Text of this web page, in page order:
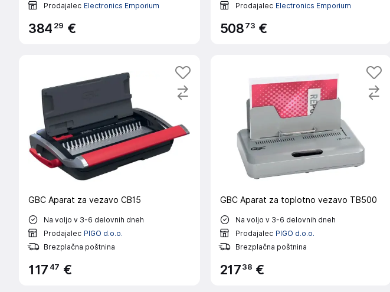
Prodajalec Electronics Emporium
384 29 €
Prodajalec Electronics Emporium
50873 €
GBC Aparat za vezavo CB15
Na voljo v 3-6 delovnih dneh
Prodajalec PIGO d.o.o.
Brezplačna poštnina
117 47 €
GBC Aparat za toplotno vezavo TB500
Na voljo v 3-6 delovnih dneh
Prodajalec PIGO d.o.o.
Brezplačna poštnina
21738 €